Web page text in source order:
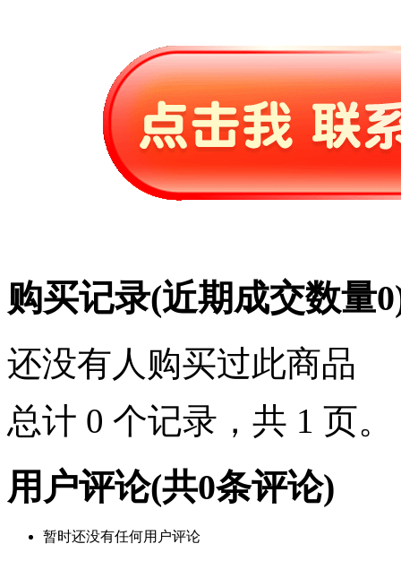
购买记录(近期成交数量0
还没有人购买过此商品
总计 0 个记录，共 1 页。
用户评论(共0条评论)
暂时还没有任何用户评论